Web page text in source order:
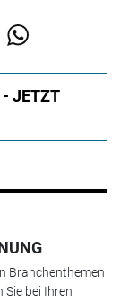
- JETZT
Branchenthemen
bei Ihren